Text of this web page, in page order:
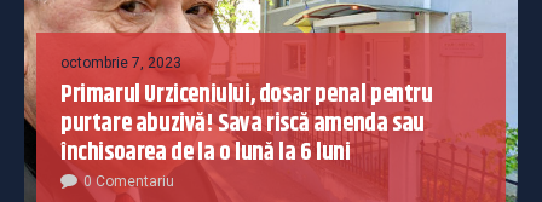
octombrie 7, 2023
Primarul Urziceniului, dosar penal pentru
purtare abuzivă! Sava riscă amenda sau
închisoarea de la o lună la 6 luni
0 Comentariu